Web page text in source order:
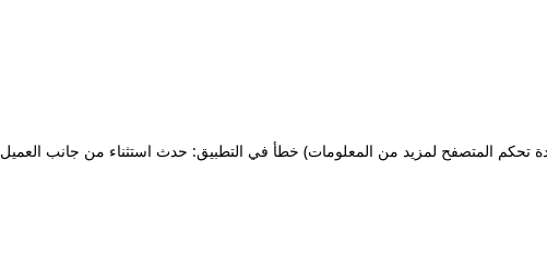
خطأ في التطبيق: حدث استثناء من جانب العميل تحكم المتصفح لمزيد من المعلومات)